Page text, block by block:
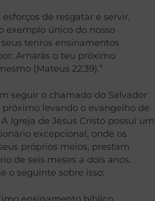
esforços de resgatar e servir,
exemplo único do nosso
seus tenros ensinamentos
Amarás o teu próximo
(Mateus 22:39).”
seguir o chamado do Salvador
próximo levando o evangelho de
Igreja de Jesus Cristo possui um
excepcional, onde os
próprios meios, prestam
de seis meses a dois anos.
o seguinte sobre isso:
ensinamento bíblico,